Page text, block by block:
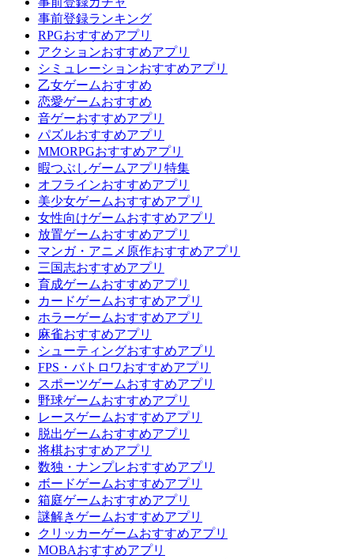
事前登録ランキング
RPGおすすめアプリ
アクションおすすめアプリ
シミュレーションおすすめアプリ
乙女ゲームおすすめ
恋愛ゲームおすすめ
音ゲーおすすめアプリ
パズルおすすめアプリ
MMORPGおすすめアプリ
暇つぶしゲームアプリ特集
オフラインおすすめアプリ
美少女ゲームおすすめアプリ
女性向けゲームおすすめアプリ
放置ゲームおすすめアプリ
マンガ・アニメ原作おすすめアプリ
三国志おすすめアプリ
育成ゲームおすすめアプリ
カードゲームおすすめアプリ
ホラーゲームおすすめアプリ
麻雀おすすめアプリ
シューティングおすすめアプリ
FPS・バトロワおすすめアプリ
スポーツゲームおすすめアプリ
野球ゲームおすすめアプリ
レースゲームおすすめアプリ
脱出ゲームおすすめアプリ
将棋おすすめアプリ
数独・ナンプレおすすめアプリ
ボードゲームおすすめアプリ
箱庭ゲームおすすめアプリ
謎解きゲームおすすめアプリ
クリッカーゲームおすすめアプリ
MOBAおすすめアプリ